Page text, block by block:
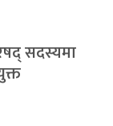
सदस्यमा